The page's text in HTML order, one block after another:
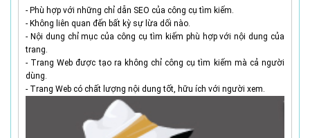
- Phù hợp với những chỉ dẫn SEO của công cụ tìm kiếm.
- Không liên quan đến bất kỳ sự lừa dối nào.
- Nội dung chỉ mục của công cụ tìm kiếm phù hợp với nội dung của
trang.
- Trang Web được tạo ra không chỉ công cụ tìm kiếm mà cả người
dùng.
- Trang Web có chất lượng nội dung tốt, hữu ích với người xem.